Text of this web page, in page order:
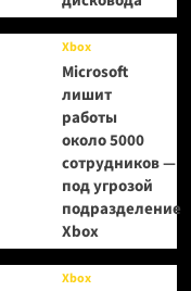
Xbox
Microsoft
лишит
работы
около 5000
сотрудников —
под угрозой
подразделение
Xbox
Xbox